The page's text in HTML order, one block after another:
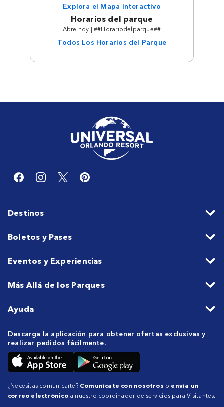
Explora el Mapa Interactivo
Horarios del parque
Abre hoy | ##Horariodelparque##
Todos Los Horarios del Parque
Destinos
Boletos y Pases
Eventos y Experiencias
Más Allá de los Parques
Ayuda
Descarga la aplicación para obtener ofertas exclusivas y
realizar pedidos fácilmente.
¿Necesitas comunicarte? Comunícate con nosotros o envía un
correo electrónicoa nuestro coordinador de servicios para Visitantes.